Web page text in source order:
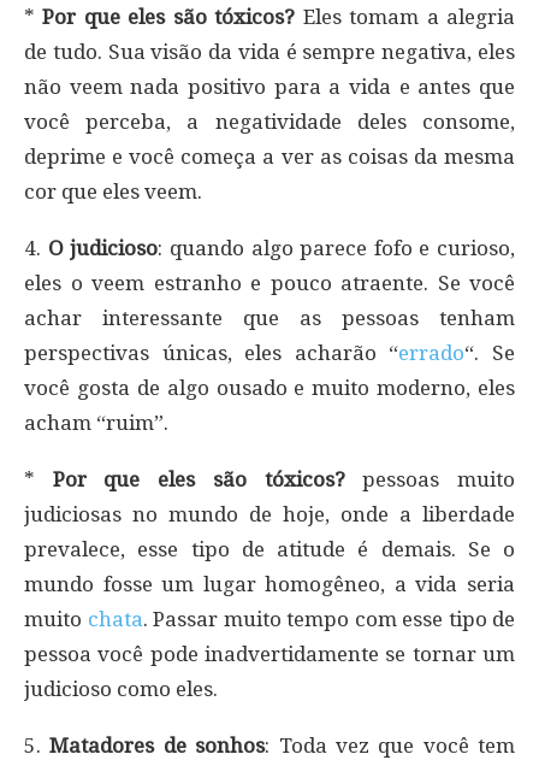
*Por que eles são tóxicos? Eles tomam a alegria
de tudo. Sua visão da vida é sempre negativa, eles
não veem nada positivo para a vida e antes que
você perceba, a negatividade deles consome,
deprime e você começa a ver as coisas da mesma
cor que eles veem.
4. O judicioso: quando algo parece fofo e curioso,
eles o veem estranho e pouco atraente. Se você
achar interessante que as pessoas tenham
perspectivas únicas, eles acharão “errado“. Se
você gosta de algo ousado e muito moderno, eles
acham “ruim”.
* Por que eles são tóxicos?pessoas muito
judiciosas no mundo de hoje, onde a liberdade
prevalece, esse tipo de atitude é demais. Se o
mundo fosse um lugar homogêneo, a vida seria
muito chata. Passar muito tempo com esse tipo de
pessoa você pode inadvertidamente se tornar um
judicioso como eles.
5.Matadores de sonhos: Toda vez que você tem